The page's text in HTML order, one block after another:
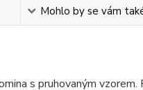
Mohlo by se vám
s pruhovaným